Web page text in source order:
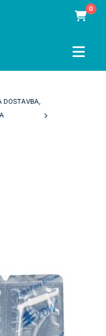
0
DOSTAVBA,